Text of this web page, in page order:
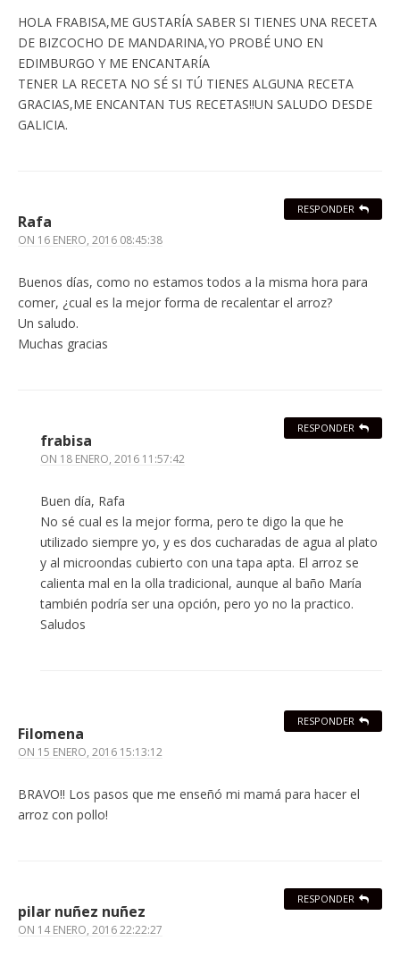
HOLA FRABISA,ME GUSTARÍA SABER SI TIENES UNA RECETA
DE BIZCOCHO DE MANDARINA,YO PROBÉ UNO EN
EDIMBURGO Y ME ENCANTARÍA
TENER LA RECETA NO SÉ SI TÚ TIENES ALGUNA RECETA
GRACIAS,ME ENCANTAN TUS RECETAS!!UN SALUDO DESDE
GALICIA.
Rafa
ON 16 ENERO, 2016 08:45:38
Buenos días, como no estamos todos a la misma hora para
comer, ¿cual es la mejor forma de recalentar el arroz?
Un saludo.
Muchas gracias
RESPONDER
frabisa
ON 18 ENERO, 2016 11:57:42
Buen día, Rafa
No sé cual es la mejor forma, pero te digo la que he
utilizado siempre yo, y es dos cucharadas de agua al plato
y al microondas cubierto con una tapa apta. El arroz se
calienta mal en la olla tradicional, aunque al baño María
también podría ser una opción, pero yo no la practico.
Saludos
RESPONDER
Filomena
ON 15 ENERO, 2016 15:13:12
BRAVO!! Los pasos que me enseñó mi mamá para hacer el
arroz con pollo!
RESPONDER
pilar nuñez nuñez
ON 14 ENERO, 2016 22:22:27
RESPONDER